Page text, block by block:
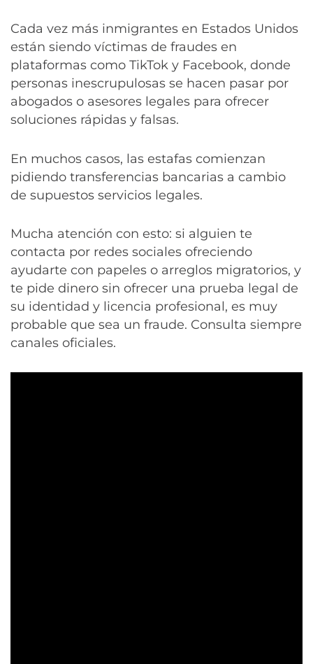
Cada vez más inmigrantes en Estados Unidos
están siendo víctimas de fraudes en
plataformas como TikTok y Facebook, donde
personas inescrupulosas se hacen pasar por
abogados o asesores legales para ofrecer
soluciones rápidas y falsas.
En muchos casos, las estafas comienzan
pidiendo transferencias bancarias a cambio
de supuestos servicios legales.
Mucha atención con esto: si alguien te
contacta por redes sociales ofreciendo
ayudarte con papeles o arreglos migratorios, y
te pide dinero sin ofrecer una prueba legal de
su identidad y licencia profesional, es muy
probable que sea un fraude. Consulta siempre
canales oficiales.